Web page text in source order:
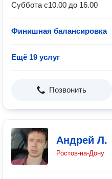
Суббота с10.00 до 16.00
Финишная балансировка
Ещё 19 услуг
Позвонить
Андрей Л.
Ростов-на-Дону